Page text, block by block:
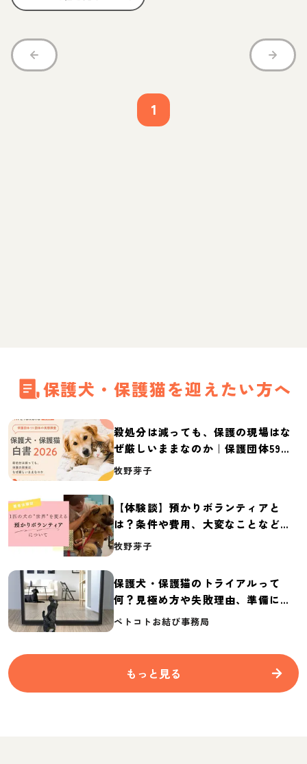
1
保護犬・保護猫を迎えたい方へ
殺処分は減っても、保護の現場はな
ぜ厳しいままなのか｜保護団体59団
体の実態調査【保護犬・保護猫白書
牧野芽子
【体験談】預かりボランティアと
は？条件や費用、大変なことなど紹
介
牧野芽子
保護犬・保護猫のトライアルって
何？見極め方や失敗理由、準備に必
要なものを紹介
ペトコトお結び事務局
もっと見る